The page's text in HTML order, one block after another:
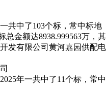
共中了103个标，常中标地
总金额达8938.999563万，其
发有限公司黄河嘉园供配电
年一共中了11个标，常中